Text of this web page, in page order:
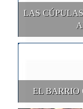
LAS
EL BARRIO